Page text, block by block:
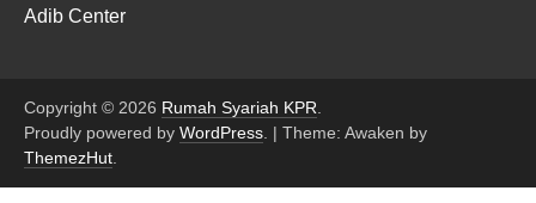
Adib Center
Copyright © 2026 Rumah Syariah KPR
Proudly powered by WordPress | Theme: Awaken by
ThemezHut